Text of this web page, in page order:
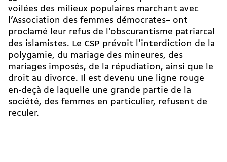
voilées des milieux populaires marchant avec
l’Association des femmes démocrates– ont
proclamé leur refus de l’obscurantisme patriarcal
des islamistes. Le CSP prévoit l’interdiction de la
polygamie, du mariage des mineures, des
mariages imposés, de la répudiation, ainsi que le
droit au divorce. Il est devenu une ligne rouge
en-deçà de laquelle une grande partie de la
société, des femmes en particulier, refusent de
reculer.